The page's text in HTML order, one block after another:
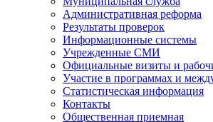
Административная реформа
Результаты проверок
Информационные системы
Учрежденные СМИ
Официальные визиты и
Участие в программах и
Статистическая информация
Контакты
Общественная приемная